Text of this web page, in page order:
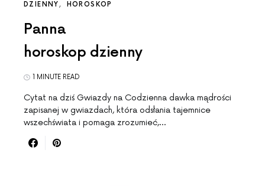
DZIENNY HOROSKOP
Panna
horoskop dzienny
1 MINUTE READ
Cytat na dziś Gwiazdy na Codzienna dawka mądrości
zapisanej w gwiazdach, która odsłania tajemnice
wszechświata i pomaga zrozumieć,…